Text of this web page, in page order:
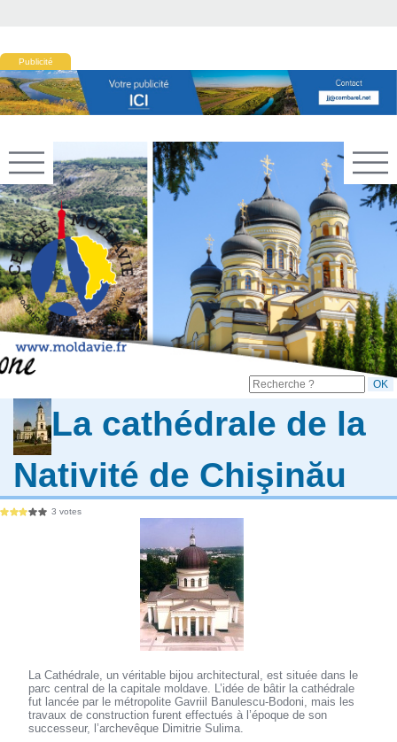
Publicité
La cathédrale de la
Nativité de Chişinău
3 votes
La Cathédrale, un véritable bijou architectural, est située dans le
parc central de la capitale moldave. L’idée de bâtir la cathédrale
fut lancée par le métropolite Gavriil Banulescu-Bodoni, mais les
travaux de construction furent effectués à l’époque de son
successeur, l’archevêque Dimitrie Sulima.